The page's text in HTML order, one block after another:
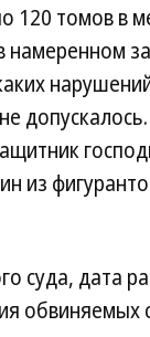
томов в
из
суда, дата
обвиняемых